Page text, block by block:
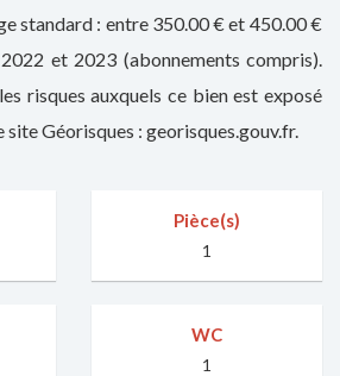
standard : entre 350.00 € et 450.00 €
et 2023 (abonnements compris).
risques auxquels ce bien est exposé
Géorisques : georisques.gouv.fr.
Pièce(s)
1
WC
1